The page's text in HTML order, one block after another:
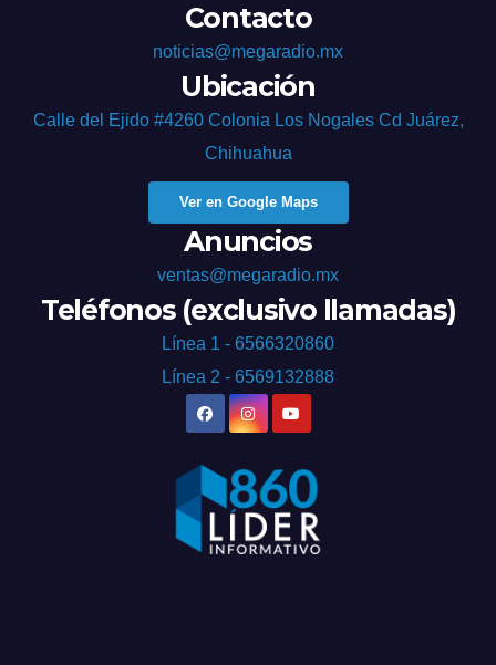
Contacto
noticias@megaradio.mx
Ubicación
Calle del Ejido #4260 Colonia Los Nogales Cd Juárez,
Chihuahua
Ver en Google Maps
Anuncios
ventas@megaradio.mx
Teléfonos (exclusivo llamadas)
Línea 1 - 6566320860
Línea 2 - 6569132888